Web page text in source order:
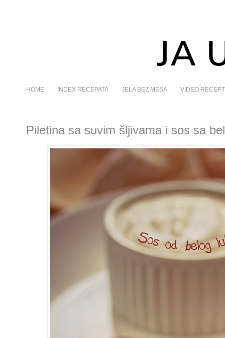
HOME INDEX RECEPATA JELA BEZ MESA VIDEO
Piletina sa suvim šljivama i sos sa